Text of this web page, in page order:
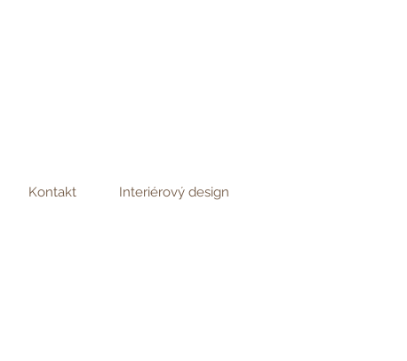
Kontakt Interiérový design